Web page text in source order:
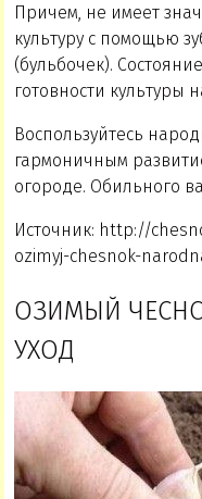
Причем, не имеет
культуру с помощью
(бульбочек).
готовности культуры
Воспользуйтесь
гармоничным
огороде. Обильного
Источник: http://
ozimyj-chesnok-
ОЗИМЫЙ
УХОД